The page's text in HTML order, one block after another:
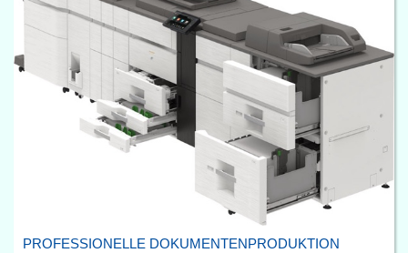
PROFESSIONELLE DOKUMENTENPRODUKTION